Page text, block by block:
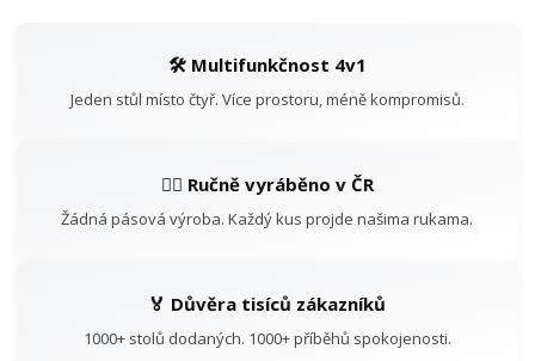
🛠️ Multifunkčnost 4v1
Jeden stůl místo čtyř. Více prostoru, méně kompromisů.
👷‍♂️ Ručně vyráběno v ČR
Žádná pásová výroba. Každý kus projde našima rukama.
🏅 Důvěra tisíců zákazníků
1000+ stolů dodaných. 1000+ příběhů spokojenosti.